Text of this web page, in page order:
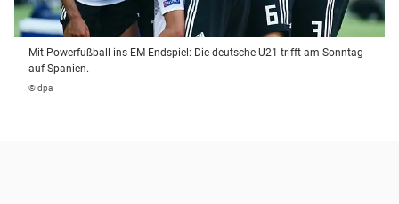
Mit Powerfußball ins EM-Endspiel: Die deutsche U21 trifft am Sonntag
auf Spanien.
© dpa